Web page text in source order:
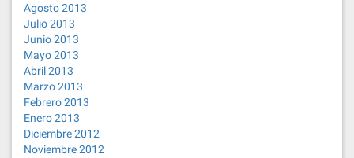
Agosto 2013
Julio 2013
Junio 2013
Mayo 2013
Abril 2013
Marzo 2013
Febrero 2013
Enero 2013
Diciembre 2012
Noviembre 2012